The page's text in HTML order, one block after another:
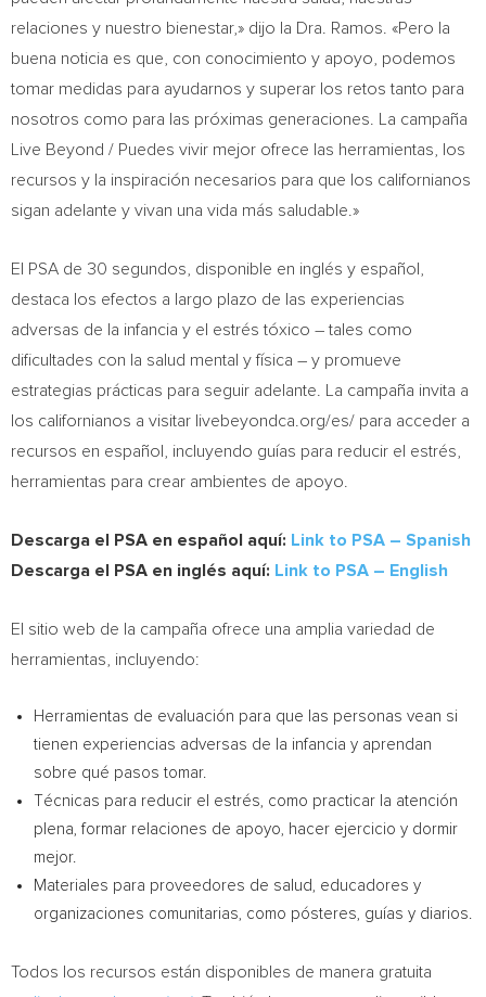
relaciones y nuestro bienestar,» dijo la Dra. Ramos. «Pero la
buena noticia es que, con conocimiento y apoyo, podemos
tomar medidas para ayudarnos y superar los retos tanto para
nosotros como para las próximas generaciones. La campaña
Live Beyond / Puedes vivir mejor ofrece las herramientas, los
recursos y la inspiración necesarios para que los californianos
sigan adelante y vivan una vida más saludable.»
El PSA de 30 segundos, disponible en inglés y español,
destaca los efectos a largo plazo de las experiencias
adversas de la infancia y el estrés tóxico – tales como
dificultades con la salud mental y física – y promueve
estrategias prácticas para seguir adelante. La campaña invita a
los californianos a visitar livebeyondca.org/es/ para acceder a
recursos en español, incluyendo guías para reducir el estrés,
herramientas para crear ambientes de apoyo.
Descarga el PSA en español aquí: Link to PSA – Spanish
Descarga el PSA en inglés aquí: Link to PSA – English
El sitio web de la campaña ofrece una amplia variedad de
herramientas, incluyendo:
Herramientas de evaluación para que las personas vean si
tienen experiencias adversas de la infancia y aprendan
sobre qué pasos tomar.
Técnicas para reducir el estrés, como practicar la atención
plena, formar relaciones de apoyo, hacer ejercicio y dormir
mejor.
Materiales para proveedores de salud, educadores y
organizaciones comunitarias, como pósteres, guías y diarios.
Todos los recursos están disponibles de manera gratuita